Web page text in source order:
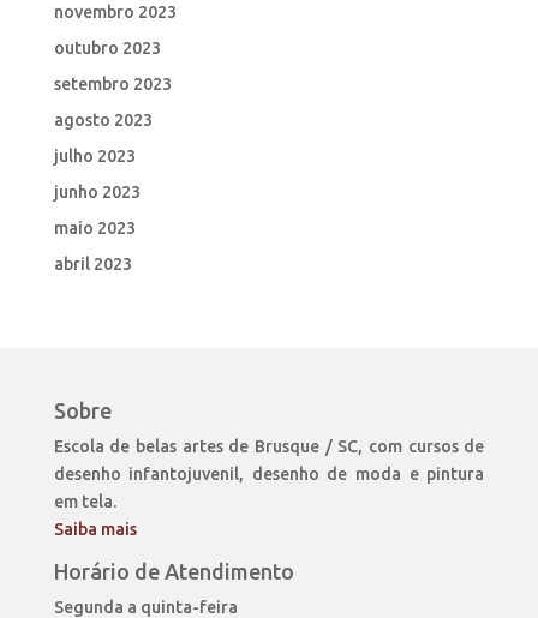
novembro 2023
outubro 2023
setembro 2023
agosto 2023
julho 2023
junho 2023
maio 2023
abril 2023
Sobre
Escola de belas artes de Brusque / SC, com cursos de
desenho infantojuvenil, desenho de moda e pintura
em tela.
Saiba mais
Horário de Atendimento
Segunda a quinta-feira